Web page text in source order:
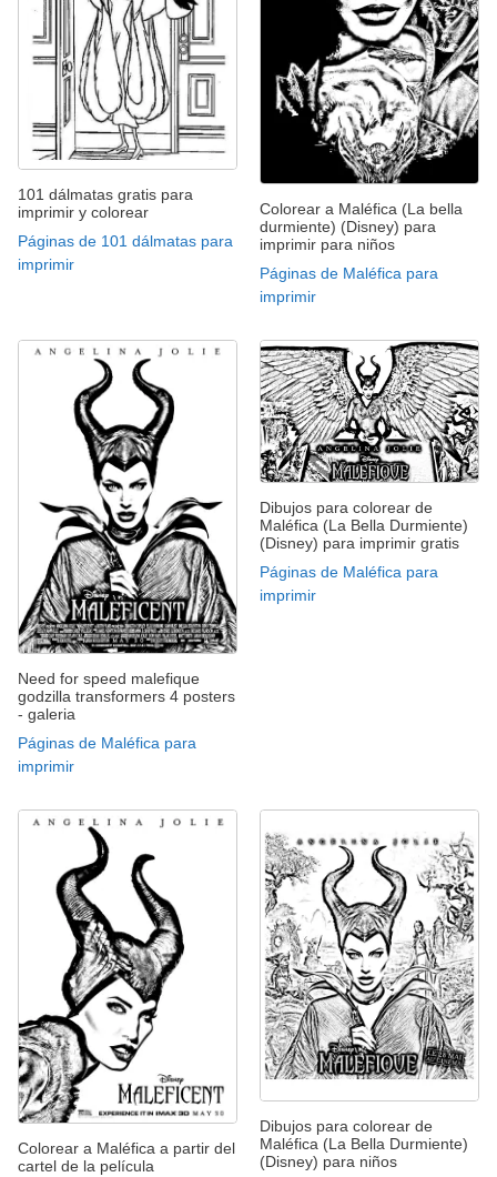
101 dálmatas gratis para
imprimir y colorear
Páginas de 101 dálmatas para
imprimir
Colorear a Maléfica (La bella
durmiente) (Disney) para
imprimir para niños
Páginas de Maléfica para
imprimir
Need for speed malefique
godzilla transformers 4 posters
- galeria
Páginas de Maléfica para
imprimir
Dibujos para colorear de
Maléfica (La Bella Durmiente)
(Disney) para imprimir gratis
Páginas de Maléfica para
imprimir
Colorear a Maléfica a partir del
cartel de la película
Dibujos para colorear de
Maléfica (La Bella Durmiente)
(Disney) para niños